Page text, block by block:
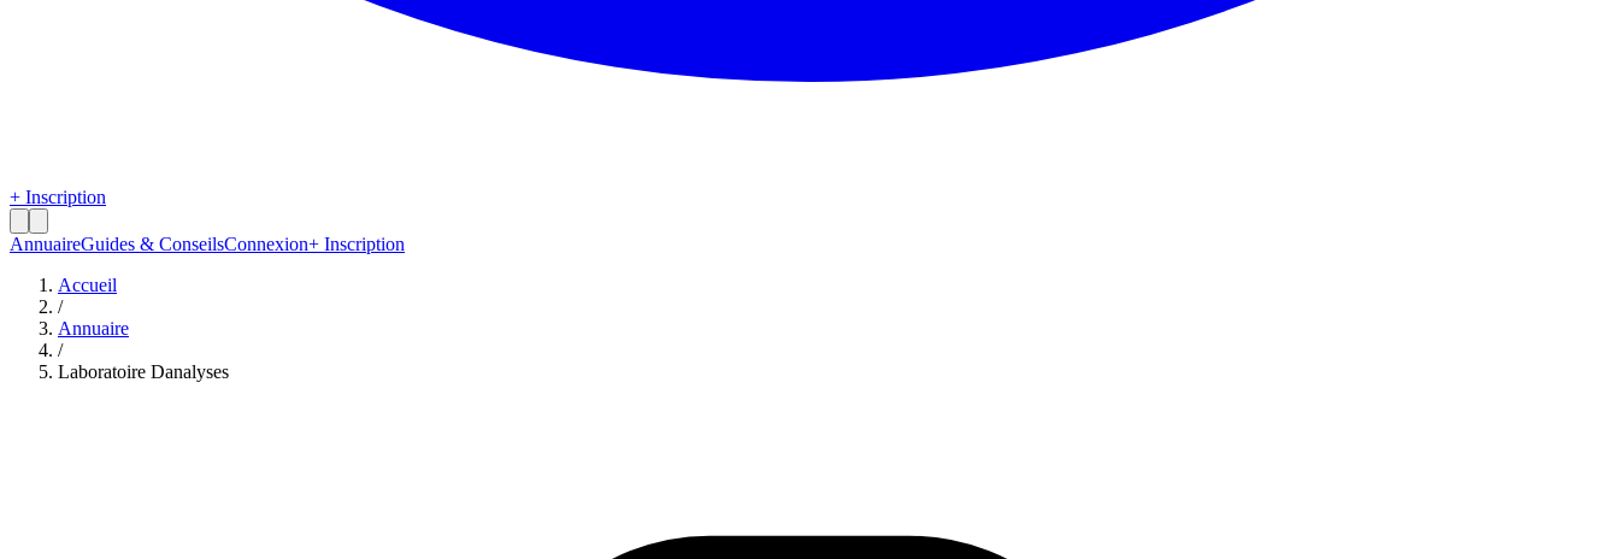
+ Inscription
AnnuaireGuides & ConseilsConnexion+ Inscription
Accueil
/
Annuaire
/
Laboratoire Danalyses